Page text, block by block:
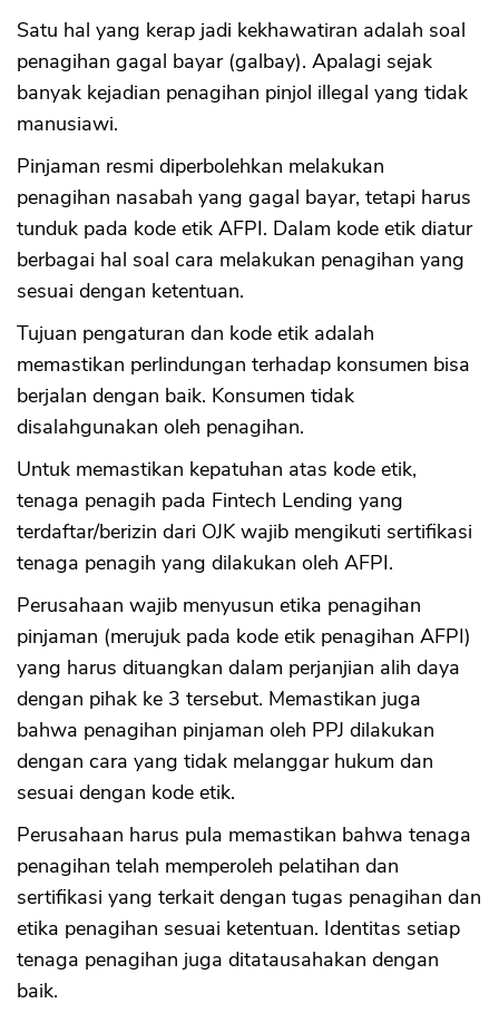
Satu hal yang kerap jadi kekhawatiran adalah soal
penagihan gagal bayar (galbay). Apalagi sejak
banyak kejadian penagihan pinjol illegal yang tidak
manusiawi.
Pinjaman resmi diperbolehkan melakukan
penagihan nasabah yang gagal bayar, tetapi harus
tunduk pada kode etik AFPI. Dalam kode etik diatur
berbagai hal soal cara melakukan penagihan yang
sesuai dengan ketentuan.
Tujuan pengaturan dan kode etik adalah
memastikan perlindungan terhadap konsumen bisa
berjalan dengan baik. Konsumen tidak
disalahgunakan oleh penagihan.
Untuk memastikan kepatuhan atas kode etik,
tenaga penagih pada Fintech Lending yang
terdaftar/berizin dari OJK wajib mengikuti sertifikasi
tenaga penagih yang dilakukan oleh AFPI.
Perusahaan wajib menyusun etika penagihan
pinjaman (merujuk pada kode etik penagihan AFPI)
yang harus dituangkan dalam perjanjian alih daya
dengan pihak ke 3 tersebut. Memastikan juga
bahwa penagihan pinjaman oleh PPJ dilakukan
dengan cara yang tidak melanggar hukum dan
sesuai dengan kode etik.
Perusahaan harus pula memastikan bahwa tenaga
penagihan telah memperoleh pelatihan dan
sertifikasi yang terkait dengan tugas penagihan dan
etika penagihan sesuai ketentuan. Identitas setiap
tenaga penagihan juga ditatausahakan dengan
baik.